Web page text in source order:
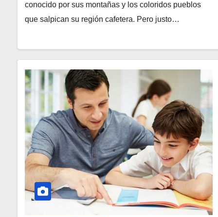
conocido por sus montañas y los coloridos pueblos
que salpican su región cafetera. Pero justo…